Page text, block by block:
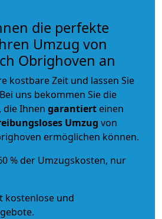
die perfekte
Umzug von
Obrighoven an
kostbare Zeit und lassen Sie
uns bekommen Sie die
, die Ihnen garantiert einen
Umzug von
ermöglichen können.
% der Umzugskosten, nur
kostenlose und